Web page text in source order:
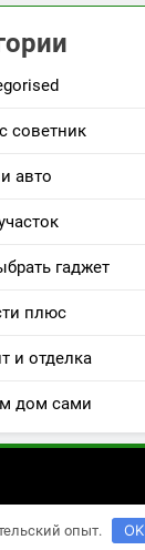
советник
авто
гаджет
плюс
и отделка
дом сами
опыт. OK